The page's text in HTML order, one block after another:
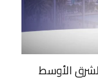
الأوسط